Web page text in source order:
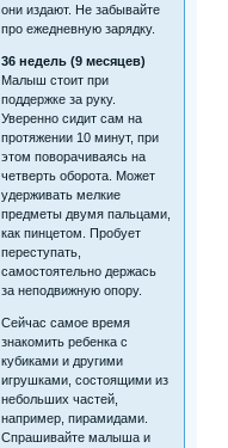
они издают. Не забывайте
про ежедневную зарядку.
36 недель (9 месяцев)
Малыш стоит при
поддержке за руку.
Уверенно сидит сам на
протяжении 10 минут, при
этом поворачиваясь на
четверть оборота. Может
удерживать мелкие
предметы двумя пальцами,
как пинцетом. Пробует
переступать,
самостоятельно держась
за неподвижную опору.
Сейчас самое время
знакомить ребенка с
кубиками и другими
игрушками, состоящими из
небольших частей,
например, пирамидами.
Спрашивайте малыша и